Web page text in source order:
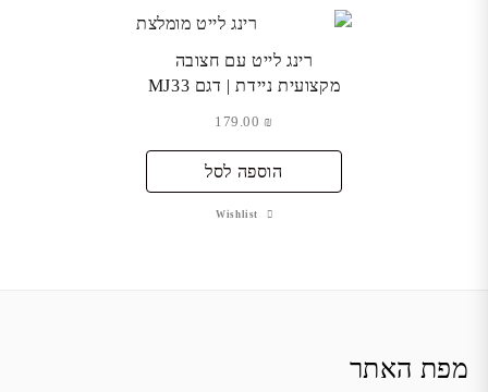
רינג לייט עם חצובה
מקצועית ניידת | דגם MJ33
₪
הוספה לסל
Wishlist
מפת האתר